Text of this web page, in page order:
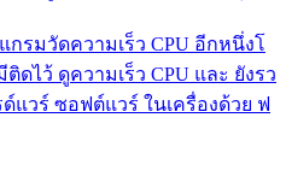
กรมวัดความเร็ว CPU อีกหนึ่งโ
ไว้ ดูความเร็ว CPU และ ยังรว
แวร์ ซอฟต์แวร์ ในเครื่องด้วย ฟ